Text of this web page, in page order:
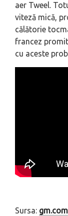
aer Tweel.
viteză mică,
călătorie
francez
cu aceste
Sursa: gm.com